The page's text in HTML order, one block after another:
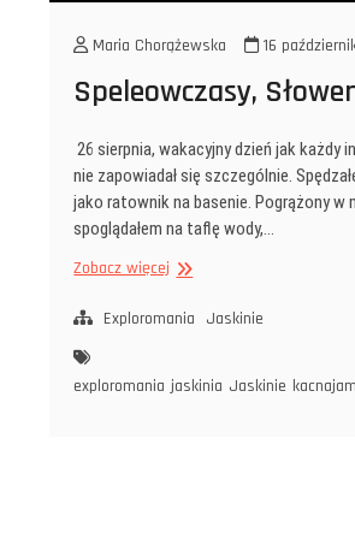
Maria Chorążewska 16
Speleowczasy,
26 sierpnia, wakacyjny dzień jak każdy
nie zapowiadał się szczególnie.
jako ratownik na basenie. Pogrążony w
spoglądałem na taflę wody,…
Zobacz więcej Speleowczasy,
2022
Exploromania Jaskinie
exploromania jaskinia Jaskinie